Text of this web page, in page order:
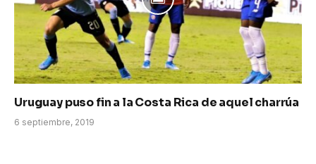
Uruguay puso fin a la Costa Rica de aquel charrúa
6 septiembre, 2019